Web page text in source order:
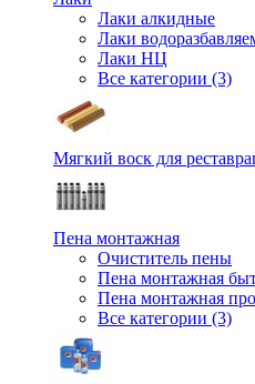
Лаки алкидные
Лаки
Лаки НЦ
Все категории (3)
Мягкий воск для
Пена монтажная
Очиститель пены
Пена монтажная
Пена монтажная
Все категории (3)